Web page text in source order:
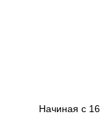
Начиная с 16 в.